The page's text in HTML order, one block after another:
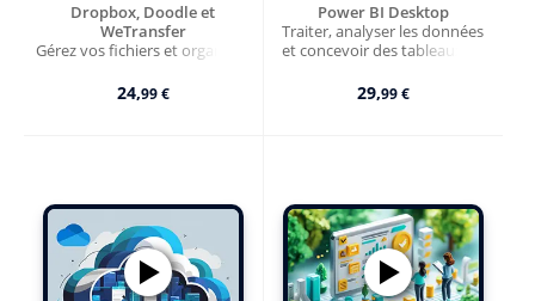
Dropbox, Doodle et
WeTransfer
Gérez vos fichiers et organisez
24,99 €
Power BI Desktop
Traiter, analyser les données
et concevoir des tableaux de
29,99 €